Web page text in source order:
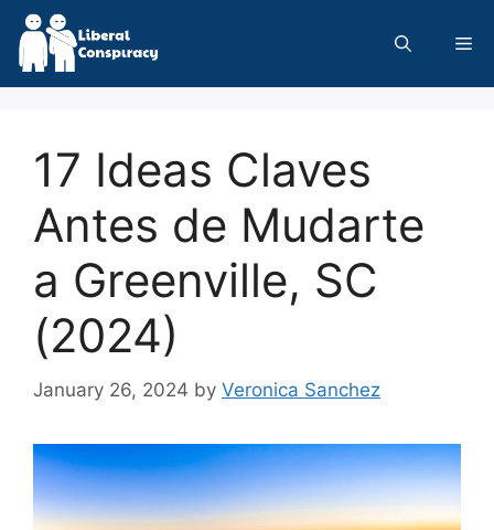
Skip
content
17 Ideas Claves
Antes de Mudarte
a Greenville, SC
(2024)
January 26, 2024 by Veronica Sanchez